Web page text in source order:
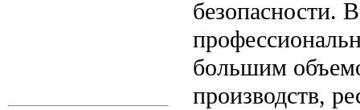
безопасности.
большим
производств,